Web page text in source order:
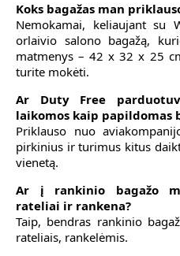
Koks bagažas man
Nemokamai, keliaujant su
orlaivio salono bagažą,
matmenys – 42 x 32 x 25
turite mokėti.
Ar Duty Free
laikomos kaip papildomas
Priklauso nuo
pirkinius ir turimus kitus
vienetą.
Ar į rankinio bagažo
rateliai ir rankena?
Taip, bendras rankinio
rateliais, rankelėmis.